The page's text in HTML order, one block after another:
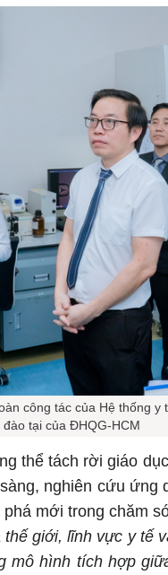
công tác của Hệ thống
đào tại của ĐHQG-HCM
thể tách rời giáo
nghiên cứu ứng
mới trong chăm
thế giới, lĩnh vực y tế
mô hình tích hợp